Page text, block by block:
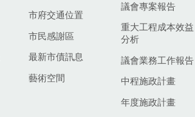
市府交通位置
市民感謝區
最新市債訊息
藝術空間
議會專案報告
重大工程成本效益
分析
議會業務工作報告
中程施政計畫
年度施政計畫